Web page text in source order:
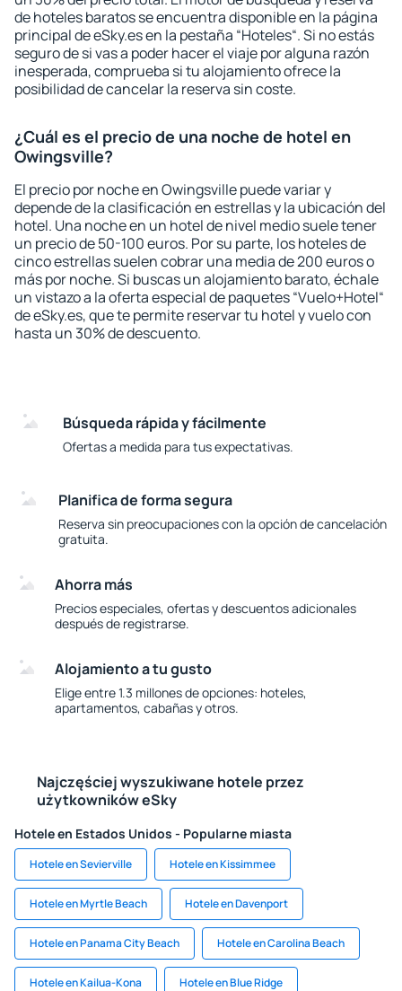
de hoteles baratos se encuentra disponible en la página
principal de eSky.es en la pestaña “Hoteles“. Si no estás
seguro de si vas a poder hacer el viaje por alguna razón
inesperada, comprueba si tu alojamiento ofrece la
posibilidad de cancelar la reserva sin coste.
¿Cuál es el precio de una noche de hotel en
Owingsville?
El precio por noche en Owingsville puede variar y
depende de la clasificación en estrellas y la ubicación del
hotel. Una noche en un hotel de nivel medio suele tener
un precio de 50-100 euros. Por su parte, los hoteles de
cinco estrellas suelen cobrar una media de 200 euros o
más por noche. Si buscas un alojamiento barato, échale
un vistazo a la oferta especial de paquetes “Vuelo+Hotel“
de eSky.es, que te permite reservar tu hotel y vuelo con
hasta un 30% de descuento.
Búsqueda rápida y fácilmente
Ofertas a medida para tus expectativas.
Planifica de forma segura
Reserva sin preocupaciones con la opción de cancelación
gratuita.
Ahorra más
Precios especiales, ofertas y descuentos adicionales
después de registrarse.
Alojamiento a tu gusto
Elige entre 1.3 millones de opciones: hoteles,
apartamentos, cabañas y otros.
Najczęściej wyszukiwane hotele przez
użytkowników eSky
Hotele en Estados Unidos - Popularne miasta
Hotele en Sevierville Hotele en Kissimmee
Hotele en Myrtle Beach Hotele en Davenport
Hotele en Panama City Beach Hotele en Carolina Beach
Hotele en Kailua-Kona Hotele en Blue Ridge